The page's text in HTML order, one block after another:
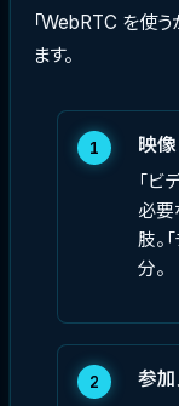
「WebRTC を使
ます。
1 映
「ビ
必
肢。
分。
2 参